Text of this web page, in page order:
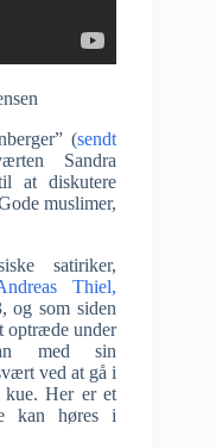
(sendt
Sandra
at diskutere
muslimer,
satiriker,
Thiel,
og som siden
optræde under
med sin
ved at gå i
kue. Her er et
kan høres i